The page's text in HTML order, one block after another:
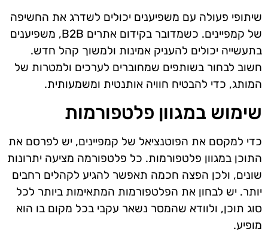
שיתופי פעולה עם משפיענים יכולים לשדרג את החשיפה
של קמפיינים. כשמדובר בקידום אתרים B2B, משפיענים
בתעשייה יכולים להעניק אמינות ולמשוך קהל חדש.
חשוב לבחור בשותפים שמחוברים לערכים ולמטרות של
המותג, כדי להבטיח חוויה אותנטית ומשמעותית.
שימוש במגוון פלטפורמות
כדי למקסם את הפוטנציאל של קמפיינים, יש לפרסם את
התוכן במגוון פלטפורמות. כל פלטפורמה מציעה יתרונות
שונים, ולכן הפצה חכמה תאפשר להגיע לקהלים רחבים
יותר. יש לבחון את הפלטפורמות המתאימות ביותר לכל
סוג תוכן, ולוודא שהמסר נשאר עקבי בכל מקום בו הוא
מופיע.